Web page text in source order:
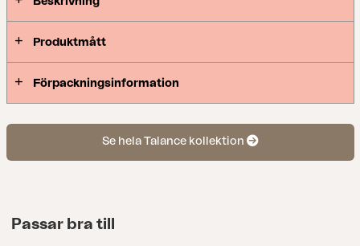
Produktmått
Förpackningsinformation
Se hela Talance kollektion
Passar bra till